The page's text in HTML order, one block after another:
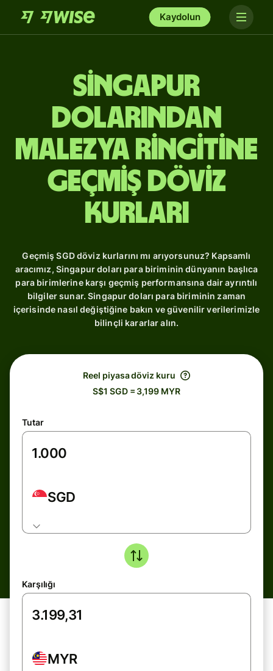
Kaydolun
Singapur
dolarından
Malezya ringitine
Geçmiş Döviz
Kurları
Geçmiş SGD döviz kurlarını mı arıyorsunuz? Kapsamlı
aracımız, Singapur doları para biriminin dünyanın başlıca
para birimlerine karşı geçmiş performansına dair ayrıntılı
bilgiler sunar. Singapur doları para biriminin zaman
içerisinde nasıl değiştiğine bakın ve güvenilir verilerimizle
bilinçli kararlar alın.
Reel piyasa döviz kuru
S$1 SGD = 3,199 MYR
Tutar
SGD
Karşılığı
MYR